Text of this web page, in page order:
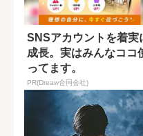
SNSアカウントを着実
成長。実はみんなココ
ってます。
PR(Dreaw合同会社)